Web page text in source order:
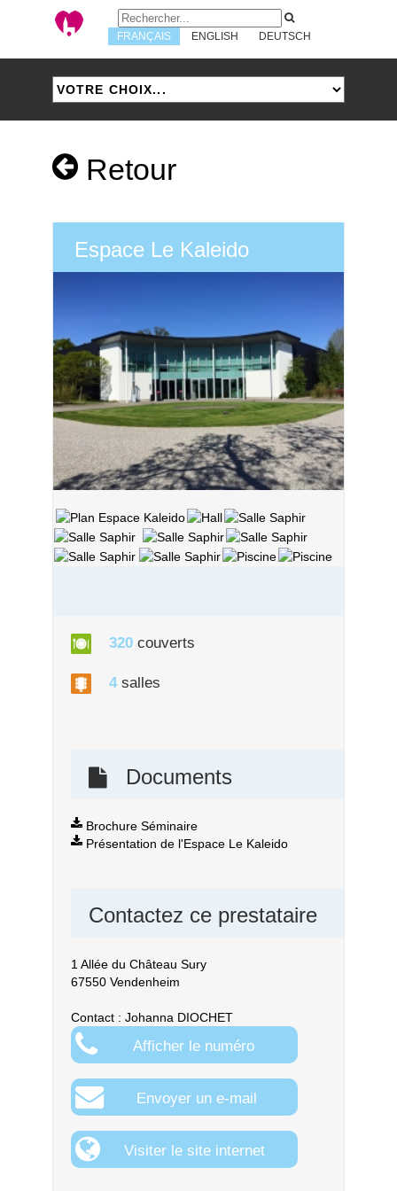
FRANÇAIS ENGLISH DEUTSCH
Retour
Espace Le Kaleido
320 couverts
4salles
Documents
Brochure Séminaire
Présentation de l'Espace Le Kaleido
Contactez ce prestataire
1 Allée du Château Sury
67550 Vendenheim
Contact : Johanna DIOCHET
Afficher le numéro
Envoyer un e-mail
Visiter le site internet